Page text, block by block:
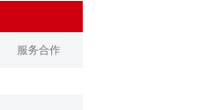
化和旅游厅
服务合作